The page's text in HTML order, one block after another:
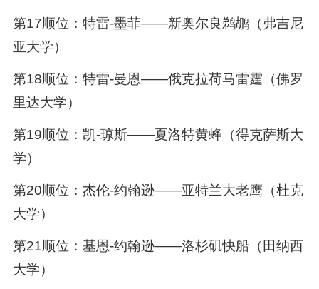
第17顺位：特雷-墨菲——新奥尔良鹈鹕（弗吉尼
亚大学）
第18顺位：特雷-曼恩——俄克拉荷马雷霆（佛罗
里达大学）
第19顺位：凯-琼斯——夏洛特黄蜂（得克萨斯大
学）
第20顺位：杰伦-约翰逊——亚特兰大老鹰（杜克
大学）
第21顺位：基恩-约翰逊——洛杉矶快船（田纳西
大学）